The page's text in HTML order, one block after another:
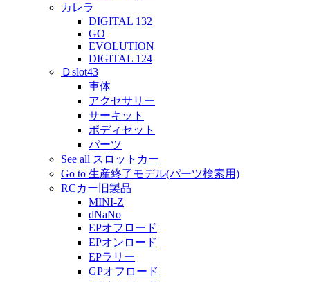
カレラ
DIGITAL 132
GO
EVOLUTION
DIGITAL 124
Ｄslot43
車体
アクセサリー
サーキット
ボディセット
パーツ
See all スロットカー
Go to 生産終了モデル(パーツ検索用)
RCカー旧製品
MINI-Z
dNaNo
EPオフロード
EPオンロード
EPラリー
GPオフロード